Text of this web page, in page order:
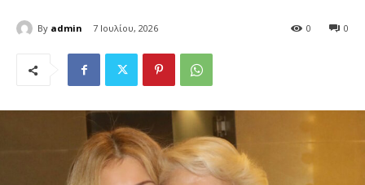
By admin 7 Ιουλίου, 2026 0
0